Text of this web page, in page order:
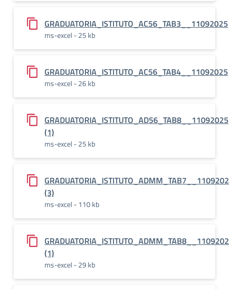
GRADUATORIA_ISTITUTO_AC56_TAB3__11092025
ms-excel - 25 kb
GRADUATORIA_ISTITUTO_AC56_TAB4__11092025
ms-excel - 26 kb
GRADUATORIA_ISTITUTO_AD56_TAB8__11092025
(1)
ms-excel - 25 kb
(3)
ms-excel - 110 kb
(1)
ms-excel - 29 kb